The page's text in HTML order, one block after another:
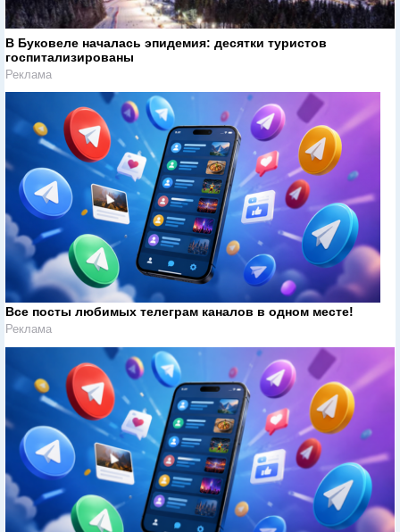
В Буковеле началась эпидемия: десятки туристов
госпитализированы
Реклама
Все посты любимых телеграм каналов в одном месте!
Реклама